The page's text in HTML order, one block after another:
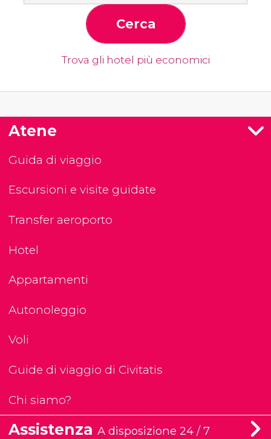
Cerca
Trova gli hotel più economici
Atene
Guida di viaggio
Escursioni e visite guidate
Transfer aeroporto
Hotel
Appartamenti
Autonoleggio
Voli
Guide di viaggio di Civitatis
Chi siamo?
Assistenza A disposizione 24 / 7